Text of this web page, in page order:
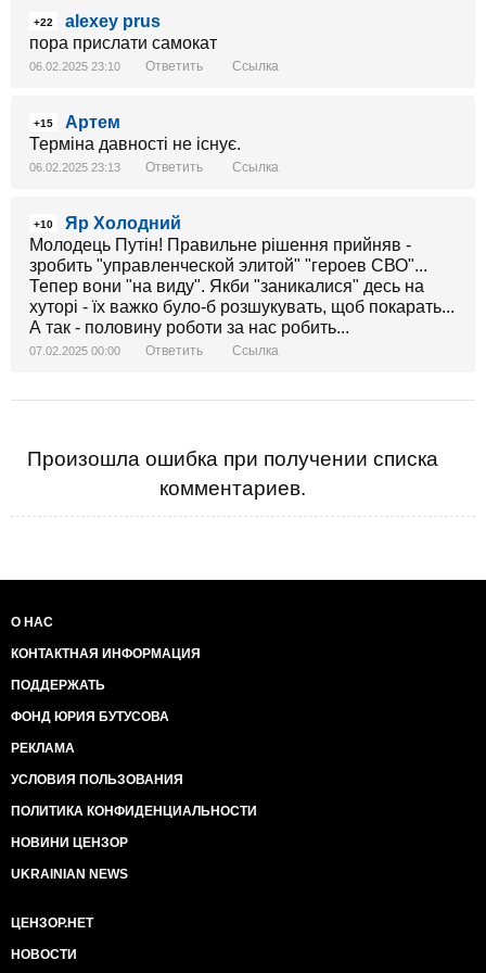
+22
alexey prus
пора прислати самокат
06.02.2025 23:10 Ответить Ссылка
+15
Артем
Терміна давності не існує.
06.02.2025 23:13 Ответить Ссылка
+10
Яр Холодний
Молодець Путін! Правильне рішення прийняв -
зробить "управленческой элитой" "героев СВО"...
Тепер вони "на виду". Якби "заникалися" десь на
хуторі - їх важко було-б розшукувать, щоб покарать...
А так - половину роботи за нас робить...
07.02.2025 00:00 Ответить Ссылка
Произошла ошибка при получении списка
комментариев.
О НАС
КОНТАКТНАЯ ИНФОРМАЦИЯ
ПОДДЕРЖАТЬ
ФОНД ЮРИЯ БУТУСОВА
РЕКЛАМА
УСЛОВИЯ ПОЛЬЗОВАНИЯ
ПОЛИТИКА КОНФИДЕНЦИАЛЬНОСТИ
НОВИНИ ЦЕНЗОР
UKRAINIAN NEWS
ЦЕНЗОР.НЕТ
НОВОСТИ